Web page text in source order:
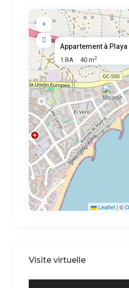
Appartement à
1 BA 40 m2
Leaflet | ©
Visite virtuelle